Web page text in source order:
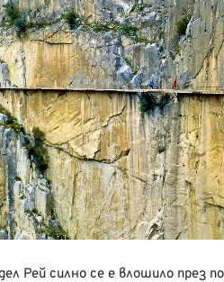
Рей силно се е влошило през